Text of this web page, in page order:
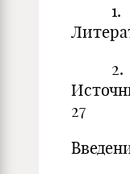
1.
2.
27